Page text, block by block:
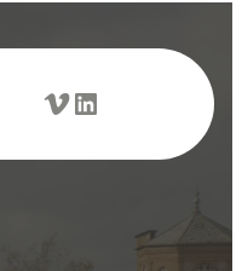
Vimeo LinkedIn